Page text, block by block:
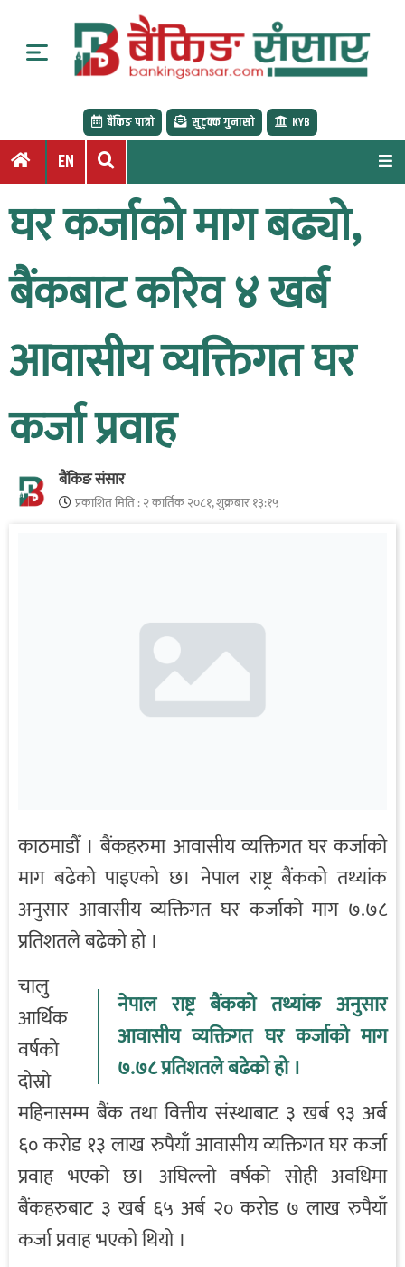
o
बैंकिङ पात्रो सुटुक्क गुनासो KYB
EN
घर कर्जाको माग बढ्यो,
बैंकबाट करिव ४ खर्ब
आवासीय व्यक्तिगत घर
कर्जा प्रवाह
बैंकिङ संसार
प्रकाशित मिति :२ कार्तिक २०८१, शुक्रबार १३:१५
काठमाडौँ । बैंकहरुमा आवासीय व्यक्तिगत घर कर्जाको
माग बढेको पाइएको छ। नेपाल राष्ट्र बैंकको तथ्यांक
अनुसार आवासीय व्यक्तिगत घर कर्जाको माग ७.७८
प्रतिशतले बढेको हो ।
नेपाल राष्ट्र बैंकको तथ्यांक अनुसार
आवासीय व्यक्तिगत घर कर्जाको माग
७.७८ प्रतिशतले बढेको हो ।
चालु
आर्थिक
वर्षको
दोस्रो
महिनासम्म बैंक तथा वित्तीय संस्थाबाट ३ खर्ब ९३ अर्ब
६० करोड १३ लाख रुपैयाँ आवासीय व्यक्तिगत घर कर्जा
प्रवाह भएको छ। अघिल्लो वर्षको सोही अवधिमा
बैंकहरुबाट ३ खर्ब ६५ अर्ब २० करोड ७ लाख रुपैयाँ
कर्जा प्रवाह भएको थियो ।